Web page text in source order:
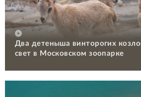
Два детеныша винторогих
свет в Московском зоопарке